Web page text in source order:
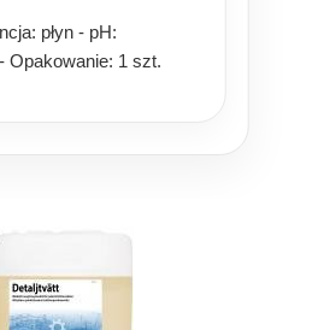
płyn - pH:
Opakowanie: 1 szt.